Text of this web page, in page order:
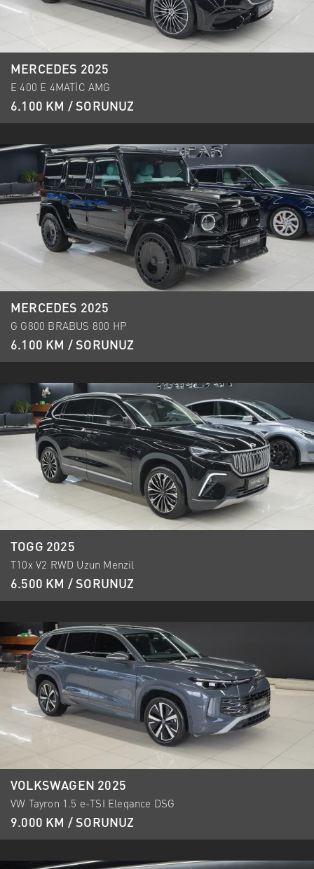
MERCEDES 2025
E 400 E 4MATİC AMG
6.100 KM / SORUNUZ
MERCEDES 2025
G G800 BRABUS 800 HP
6.100 KM / SORUNUZ
TOGG 2025
T10x V2 RWD Uzun Menzil
6.500 KM / SORUNUZ
VOLKSWAGEN 2025
VW Tayron 1.5 e-TSI Elegance DSG
9.000 KM / SORUNUZ